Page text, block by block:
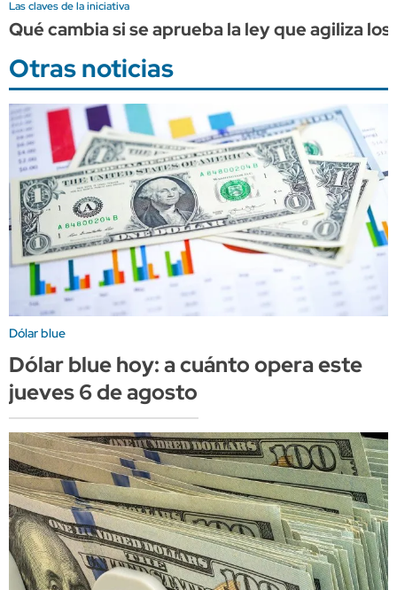
Las claves de la iniciativa
Qué cambia si se aprueba la ley que agiliza
Otras noticias
Dólar blue
Dólar blue hoy: a cuánto opera este
jueves 6 de agosto